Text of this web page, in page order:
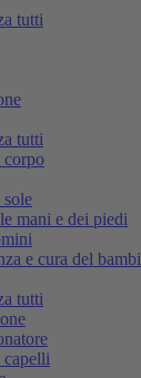
tutti
tutti
corpo
sole
mani e dei piedi
e cura del
tutti
capelli